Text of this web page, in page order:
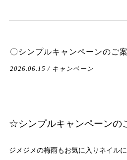
〇シンプルキャンペーンのご
2026.06.15 / キャンペーン
☆シンプルキャンペーンの
ジメジメの梅雨もお気に入りネイル